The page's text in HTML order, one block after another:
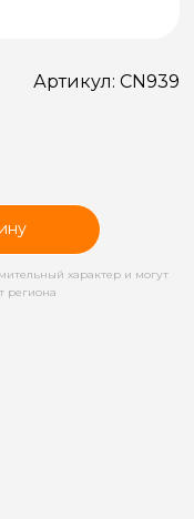
Артикул: CN939
характер и могут
региона